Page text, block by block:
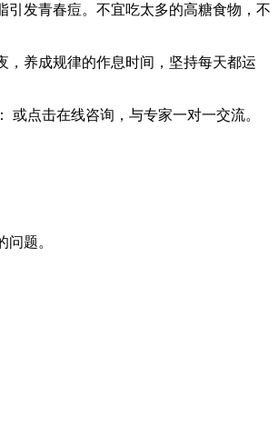
引发青春痘。不宜吃太多的高糖食物，不
，养成规律的作息时间，坚持每天都运
点击在线咨询，与专家一对一交流。
题。